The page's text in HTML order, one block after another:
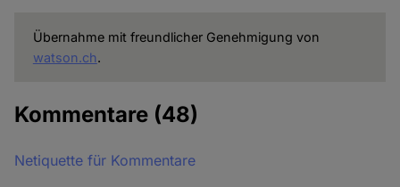
Übernahme mit freundlicher Genehmigung von
watson.ch.
Kommentare (48)
Netiquette für Kommentare